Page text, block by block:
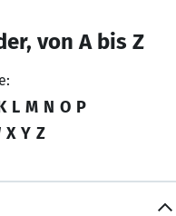
von A bis Z
L M N O P
X Y Z